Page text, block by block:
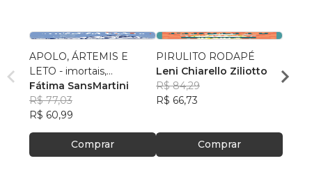
APOLO, ÁRTEMIS E
LETO - imortais,
encantadores e
implacáveis
Fátima SansMartini
R$ 77,03
R$ 60,99
Comprar
PIRULITO RODAPÉ
Leni Chiarello Ziliotto
R$ 84,29
R$ 66,73
Comprar
R$